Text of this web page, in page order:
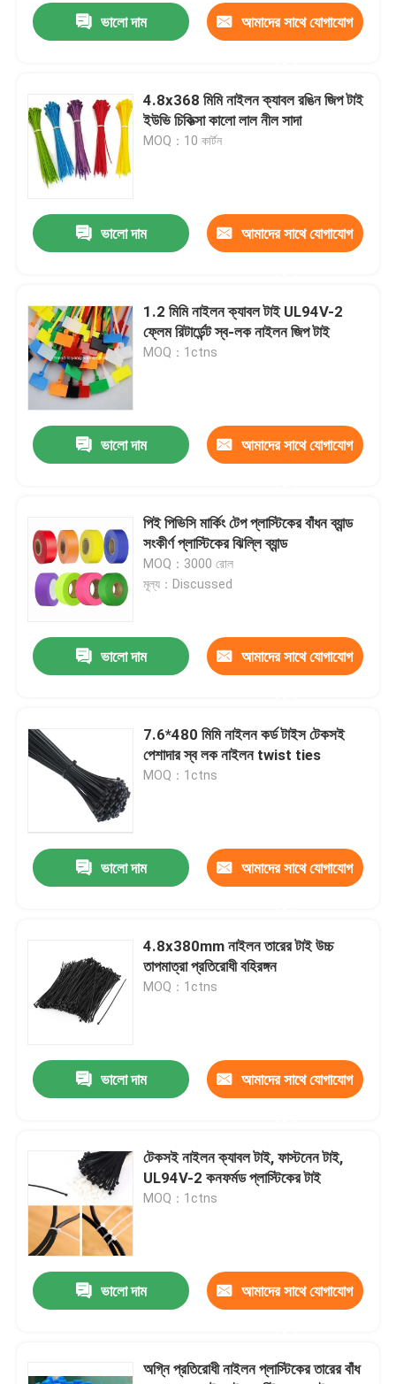
পণ্য
আমাদের সম্পর্কে
মান নিয়ন্ত্রণ
উদ্ধৃতির জন্য আবেদন
Russian website
চৌম্বকীয় জাল দরজার পর্দা
পিই শেড নেট
পিই টারপুলিন
প্লাস্টিক জাল জাল
অ্যালকালি প্রতিরোধী ফাইবারগ্লাস জাল
নাইলন তারের টাই
চৌম্বকীয় প্লাস্টিকের দরজার পর্দা
ভালো দাম আমাদের সাথে যোগাযোগ
4.8x368 মিমি নাইলন ক্যাবল রঙিন জিপ টাই
ইউভি চিকিত্সা কালো লাল নীল সাদা
MOQ：10 কার্টন
ভালো দাম আমাদের সাথে যোগাযোগ
1.2 মিমি নাইলন ক্যাবল টাই UL94V-2
ফ্লেম রিটার্ডেন্ট স্ব-লক নাইলন জিপ টাই
MOQ：1ctns
ভালো দাম আমাদের সাথে যোগাযোগ
পিই পিভিসি মার্কিং টেপ প্লাস্টিকের বাঁধন ব্যান্ড
সংকীর্ণ প্লাস্টিকের ঝিল্লি ব্যান্ড
MOQ：3000 রোল
মূল্য：Discussed
ভালো দাম আমাদের সাথে যোগাযোগ
7.6*480 মিমি নাইলন কর্ড টাইস টেকসই
পেশাদার স্ব লক নাইলন twist ties
MOQ：1ctns
ভালো দাম আমাদের সাথে যোগাযোগ
4.8x380mm নাইলন তারের টাই উচ্চ
তাপমাত্রা প্রতিরোধী বহিরঙ্গন
MOQ：1ctns
ভালো দাম আমাদের সাথে যোগাযোগ
টেকসই নাইলন ক্যাবল টাই, ফাস্টনেন টাই,
UL94V-2 কনফর্মড প্লাস্টিকের টাই
MOQ：1ctns
ভালো দাম আমাদের সাথে যোগাযোগ
অগ্নি প্রতিরোধী নাইলন প্লাস্টিকের তারের বাঁধ